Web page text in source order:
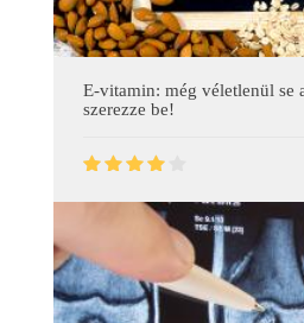
E-vitamin: még véletlenül se
szerezze be!